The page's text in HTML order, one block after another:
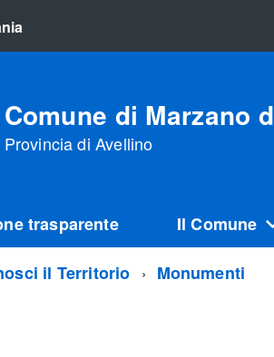
Comune di Marzano
Provincia di Avellino
trasparente Il Comune
il Territorio Monumenti